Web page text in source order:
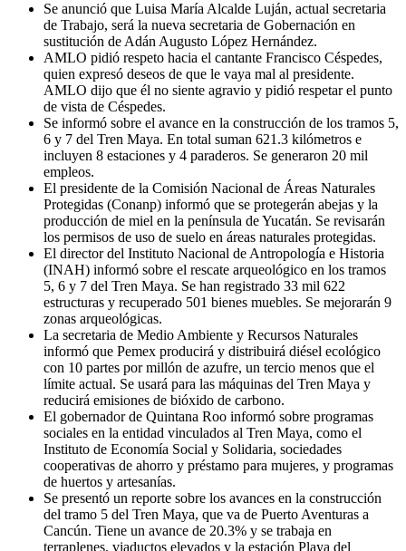
Se anunció que Luisa María Alcalde Luján, actual secretaria
de Trabajo, será la nueva secretaria de Gobernación en
sustitución de Adán Augusto López Hernández.
AMLO pidió respeto hacia el cantante Francisco Céspedes,
quien expresó deseos de que le vaya mal al presidente.
AMLO dijo que él no siente agravio y pidió respetar el punto
de vista de Céspedes.
Se informó sobre el avance en la construcción de los tramos 5,
6 y 7 del Tren Maya. En total suman 621.3 kilómetros e
incluyen 8 estaciones y 4 paraderos. Se generaron 20 mil
empleos.
El presidente de la Comisión Nacional de Áreas Naturales
Protegidas (Conanp) informó que se protegerán abejas y la
producción de miel en la península de Yucatán. Se revisarán
los permisos de uso de suelo en áreas naturales protegidas.
El director del Instituto Nacional de Antropología e Historia
(INAH) informó sobre el rescate arqueológico en los tramos
5, 6 y 7 del Tren Maya. Se han registrado 33 mil 622
estructuras y recuperado 501 bienes muebles. Se mejorarán 9
zonas arqueológicas.
La secretaria de Medio Ambiente y Recursos Naturales
informó que Pemex producirá y distribuirá diésel ecológico
con 10 partes por millón de azufre, un tercio menos que el
límite actual. Se usará para las máquinas del Tren Maya y
reducirá emisiones de bióxido de carbono.
El gobernador de Quintana Roo informó sobre programas
sociales en la entidad vinculados al Tren Maya, como el
Instituto de Economía Social y Solidaria, sociedades
cooperativas de ahorro y préstamo para mujeres, y programas
de huertos y artesanías.
Se presentó un reporte sobre los avances en la construcción
del tramo 5 del Tren Maya, que va de Puerto Aventuras a
Cancún. Tiene un avance de 20.3% y se trabaja en
terraplenes, viaductos elevados y la estación Playa del